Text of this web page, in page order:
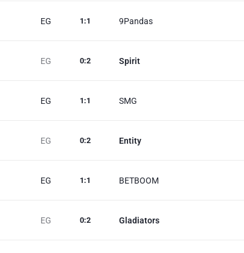
EG 9Pandas
1 :1
EG Spirit
0:2
EG SMG
1 :1
EG Entity
0:2
EG BETBOOM
1 :1
EG Gladiators
0:2